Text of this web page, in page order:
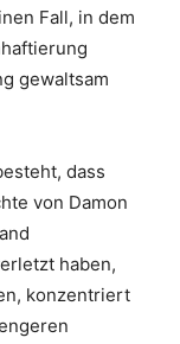
Fall, in dem
gewaltsam
dass
von Damon
haben,
konzentriert